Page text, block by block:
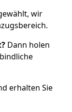
wir
Dann holen
erhalten Sie